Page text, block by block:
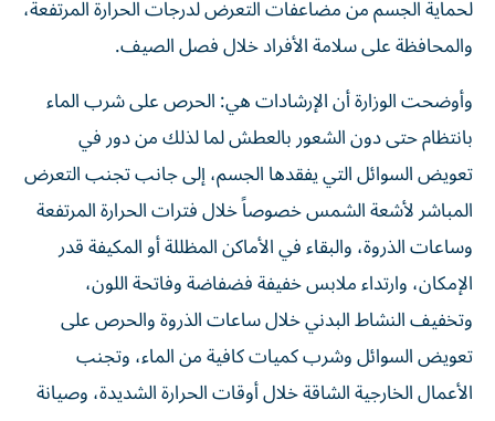
لحماية الجسم من مضاعفات التعرض لدرجات الحرارة المرتفعة،
والمحافظة على سلامة الأفراد خلال فصل الصيف.
وأوضحت الوزارة أن الإرشادات هي: الحرص على شرب الماء
بانتظام حتى دون الشعور بالعطش لما لذلك من دور في
تعويض السوائل التي يفقدها الجسم، إلى جانب تجنب التعرض
المباشر لأشعة الشمس خصوصاً خلال فترات الحرارة المرتفعة
وساعات الذروة، والبقاء في الأماكن المظللة أو المكيفة قدر
الإمكان، وارتداء ملابس خفيفة فضفاضة وفاتحة اللون،
وتخفيف النشاط البدني خلال ساعات الذروة والحرص على
تعويض السوائل وشرب كميات كافية من الماء، وتجنب
الأعمال الخارجية الشاقة خلال أوقات الحرارة الشديدة، وصيانة